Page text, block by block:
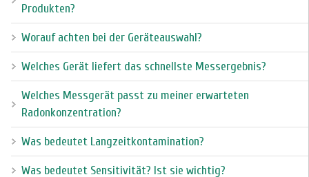
Produkten?
Worauf achten bei der Geräteauswahl?
Welches Gerät liefert das schnellste Messergebnis?
Welches Messgerät passt zu meiner erwarteten
Radonkonzentration?
Was bedeutet Langzeitkontamination?
Was bedeutet Sensitivität? Ist sie wichtig?